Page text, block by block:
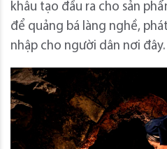
khâu tạo đầu ra cho sản
để quảng bá làng nghề,
nhập cho người dân nơi đây.